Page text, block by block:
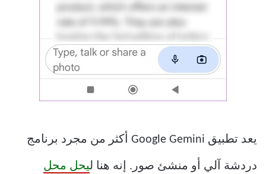
يعد تطبيق Google Gemini أكثر من مجرد برنامج
دردشة آلي أو منشئ صور. إنه هنا ليحل محل